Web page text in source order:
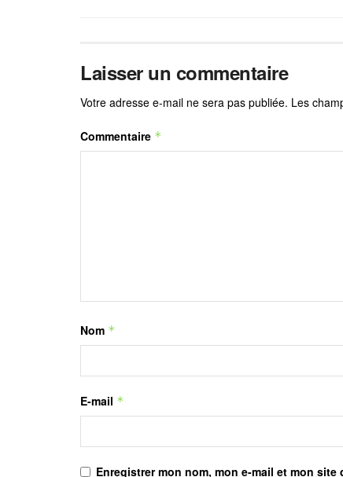
Laisser un commentaire
Votre adresse e-mail ne sera pas publiée. Les
Commentaire *
Nom *
E-mail *
Enregistrer mon nom, mon e-mail et mon